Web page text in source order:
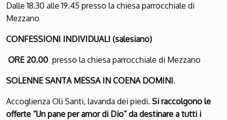
Dalle 18.30 alle 19.45 presso la chiesa parrocchiale di
Mezzano
CONFESSIONI INDIVIDUALI (salesiano)
ORE 20.00 presso la chiesa parrocchiale di Mezzano
SOLENNE SANTA MESSA IN COENA DOMINI.
Accoglienza Oli Santi, lavanda dei piedi. Si raccolgono le
offerte “Un pane per amor di Dio” da destinare a tutti i